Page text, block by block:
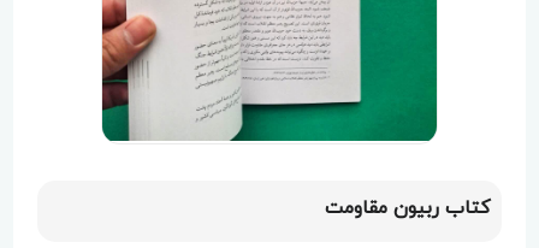
کتاب ربیون مقاومت